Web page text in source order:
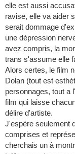
elle est aussi
ravise, elle va aider
serait dommage
une dépression
avez compris, la
trans s'assume elle
Alors certes, le film
Dolan (tout est
personnages, tout a
film qui laisse
délire d'artiste.
J'espère seulement
comprises et
cherchais un à